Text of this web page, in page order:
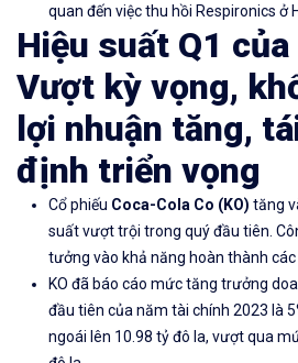
quan đến việc thu hồi Respironics ở
Hiệu suất Q1
Vượt kỳ vọng,
lợi nhuận tăng,
định triển vọng
Cổ phiếu Coca-Cola Co (KO) tăng
suất vượt trội trong quý đầu tiên.
tưởng vào khả năng hoàn thành
KO đã báo cáo mức tăng trưởng
đầu tiên của năm tài chính 2023 là
ngoái lên 10.98 tỷ đô la, vượt qua